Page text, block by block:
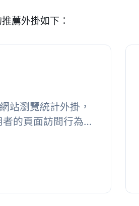
薦外掛如下：
站瀏覽統計外掛，
的頁面訪問行為，
錄...